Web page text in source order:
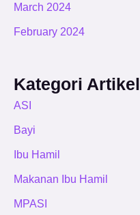
March 2024
February 2024
Kategori Artikel
ASI
Bayi
Ibu Hamil
Makanan Ibu Hamil
MPASI